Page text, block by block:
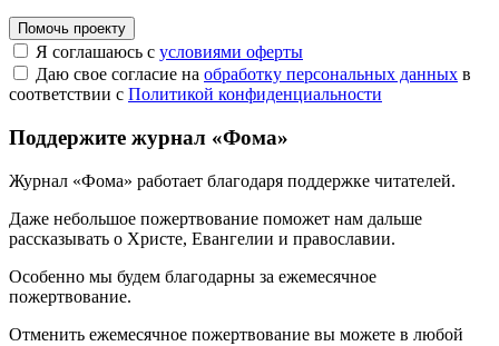
Помочь проекту
Я соглашаюсь с условиями оферты
Даю свое согласие на обработку персональных данных в
соответствии с Политикой конфиденциальности
Поддержите журнал «Фома»
Журнал «Фома» работает благодаря поддержке читателей.
Даже небольшое пожертвование поможет нам дальше
рассказывать о Христе, Евангелии и православии.
Особенно мы будем благодарны за ежемесячное
пожертвование.
Отменить ежемесячное пожертвование вы можете в любой